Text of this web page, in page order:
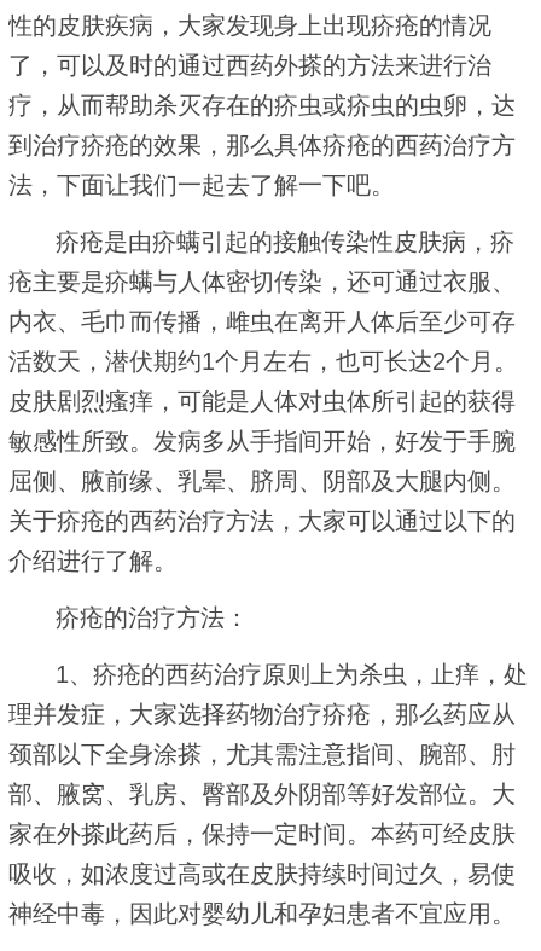
性的皮肤疾病，大家发现身上出现疥疮的情况
了，可以及时的通过西药外搽的方法来进行治
疗，从而帮助杀灭存在的疥虫或疥虫的虫卵，达
到治疗疥疮的效果，那么具体疥疮的西药治疗方
法，下面让我们一起去了解一下吧。
疥疮是由疥螨引起的接触传染性皮肤病，疥
疮主要是疥螨与人体密切传染，还可通过衣服、
内衣、毛巾而传播，雌虫在离开人体后至少可存
活数天，潜伏期约1个月左右，也可长达2个月。
皮肤剧烈瘙痒，可能是人体对虫体所引起的获得
敏感性所致。发病多从手指间开始，好发于手腕
屈侧、腋前缘、乳晕、脐周、阴部及大腿内侧。
关于疥疮的西药治疗方法，大家可以通过以下的
介绍进行了解。
疥疮的治疗方法：
1、疥疮的西药治疗原则上为杀虫，止痒，处
理并发症，大家选择药物治疗疥疮，那么药应从
颈部以下全身涂搽，尤其需注意指间、腕部、肘
部、腋窝、乳房、臀部及外阴部等好发部位。大
家在外搽此药后，保持一定时间。本药可经皮肤
吸收，如浓度过高或在皮肤持续时间过久，易使
神经中毒，因此对婴幼儿和孕妇患者不宜应用。